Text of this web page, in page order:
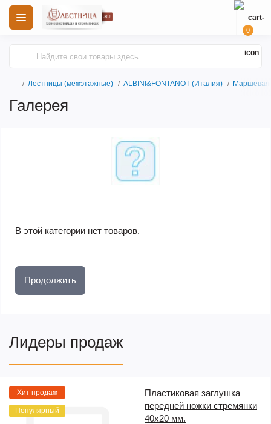
0
Лестницы (межэтажные) ALBINI&FONTANOT (Италия) Маршевая
Галерея
В этой категории нет товаров.
Продолжить
Лидеры продаж
Хит продаж
Популярный
Пластиковая заглушка
передней ножки стремянки
40х20 мм.